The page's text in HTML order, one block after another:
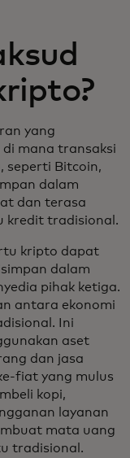
yang
mana transaksi
seperti Bitcoin,
dalam
dan terasa
kredit tradisional.
kripto dapat
dalam
pihak ketiga.
antara ekonomi
Ini
aset
dan jasa
fiat yang mulus
kopi,
layanan
mata uang
tradisional.